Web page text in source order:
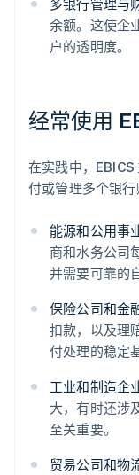
多银行管理与
余额。这使企
户的透明度。
经常使用
在实践中，
付或管理多个银行
能源和公用事
商和水务公司
并需要可靠的
保险公司和金
扣款，以及理
付处理的稳定
工业和制造企
大，有时还涉
至关重要。
贸易公司和物